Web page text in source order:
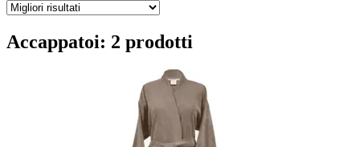
Accappatoi: 2 prodotti